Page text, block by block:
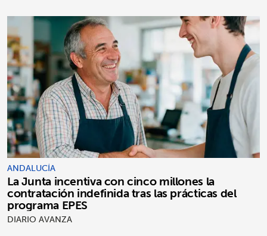
ANDALUCÍA
La Junta incentiva con cinco millones la
contratación indefinida tras las prácticas del
programa EPES
DIARIO AVANZA